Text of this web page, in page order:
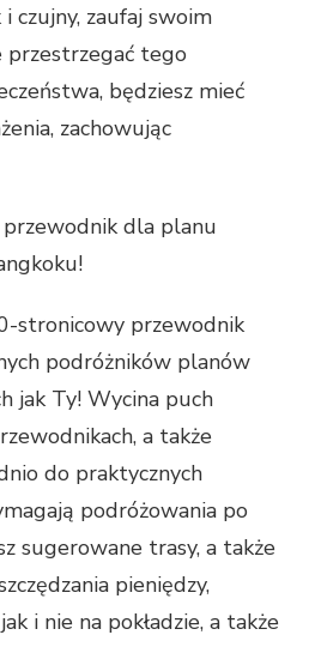
czujny, zaufaj swoim
przestrzegać tego
będziesz mieć
zachowując
dla planu
stronicowy przewodnik
podróżników planów
jak Ty! Wycina puch
a także
do praktycznych
podróżowania po
sugerowane trasy, a także
pieniędzy,
i nie na pokładzie, a także